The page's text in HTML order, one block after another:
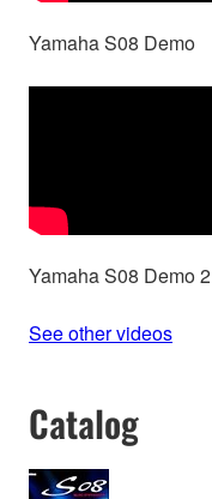
Yamaha S08 Demo
Yamaha S08 Demo 2
See other videos
Catalog